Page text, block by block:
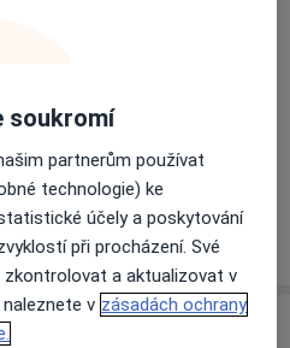
soukromí
partnerům používat
technologie) ke
účely a poskytování
při procházení. Své
a aktualizovat v
v zásadách ochrany